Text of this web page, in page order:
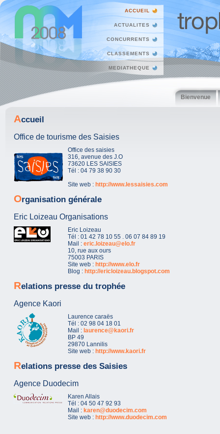
ACCUEIL
ACTUALITES
CONCURRENTS
CLASSEMENTS
MEDIATHEQUE
Bienvenue
Accueil
Office de tourisme des Saisies
Office des saisies
316, avenue des J.O
73620 LES SAISIES
Tél : 04 79 38 90 30
Site web : http://www.lessaisies.com
Organisation générale
Eric Loizeau Organisations
Eric Loizeau
Tél : 01 42 78 10 55 . 06 07 84 89 19
Mail : eric.loizeau@elo.fr
10, rue aux ours
75003 PARIS
Site web : http://www.elo.fr
Blog : http://ericloizeau.blogspot.com
Relations presse du trophée
Agence Kaori
Laurence caraës
Tél : 02 98 04 18 01
Mail : laurence@kaori.fr
BP 49
29870 Lannilis
Site web : http://www.kaori.fr
Relations presse des Saisies
Agence Duodecim
Karen Allais
Tél : 04 50 47 92 93
Mail : karen@duodecim.com
Site web : http://www.duodecim.com